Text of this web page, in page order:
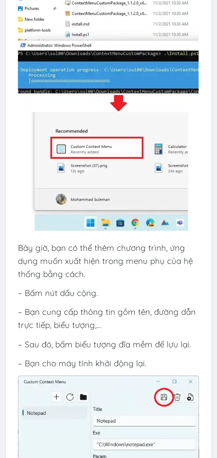
Bây giờ, bạn có thể thêm chương trình, ứng
dụng muốn xuất hiện trong menu phụ của hệ
thống bằng cách.
– Bấm nút dấu cộng.
– Bạn cung cấp thông tin gồm tên, đường dẫn
trực tiếp, biểu tượng,…
– Sau đó, bấm biểu tượng đĩa mềm để lưu lại.
– Bạn cho máy tính khởi động lại.